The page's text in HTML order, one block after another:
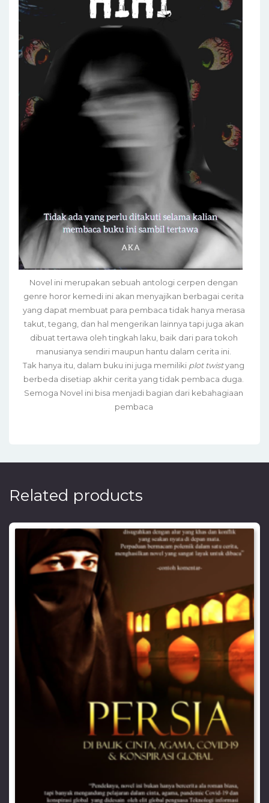
Novel ini merupakan sebuah antologi cerpen dengan
genre horor kemedi ini akan menyajikan berbagai cerita
yang dapat membuat para pembaca tidak hanya merasa
takut, tegang, dan hal mengerikan lainnya tapi juga akan
dibuat tertawa oleh tingkah laku, baik dari para tokoh
manusianya sendiri maupun hantu dalam cerita ini.
Tak hanya itu, dalam buku ini juga memiliki plot twistyang
berbeda disetiap akhir cerita yang tidak pembaca duga.
Semoga Novel ini bisa menjadi bagian dari kebahagiaan
pembaca
Related products